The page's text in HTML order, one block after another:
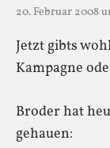
20. Februar 2008
Jetzt gibts
Kampagne
Broder hat
gehauen: